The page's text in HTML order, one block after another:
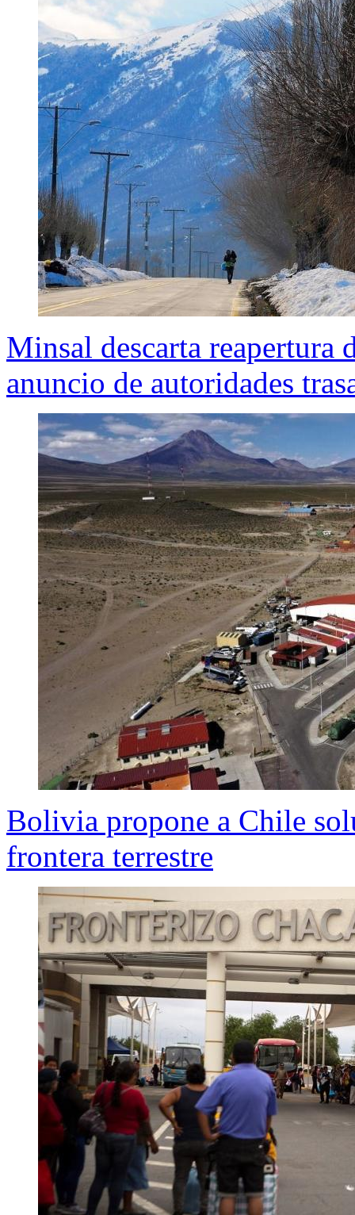
Minsal descarta reapertura
anuncio de autoridades
Bolivia propone a Chile
frontera terrestre